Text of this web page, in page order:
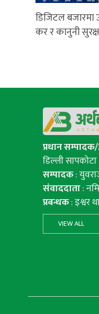
डिजिटल बजारमा
कर र कानुनी
प्रधान
डिल्ली सापकोटा
सम्पादक:
संवाददाता:
प्रबन्धक: इश्वर
VIEW ALL